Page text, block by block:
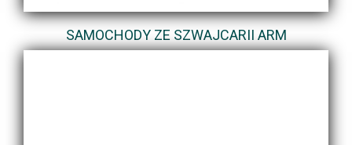
SAMOCHODY ZE SZWAJCARII ARM